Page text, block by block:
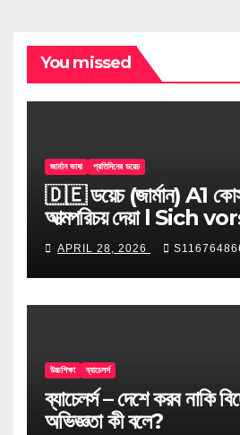
You missed
জার্মান ভাষা প্রতিদিনের ডয়েচ
🇩🇪 ডয়েচ (জার্মান) A1
আত্মপরিচয় দেয়া l Sich
APRIL 28, 2026
উচ্চশিক্ষা ব্যাচেলর্স
ব্যাচেলর্স – দেশে করব নাকি
অভিজ্ঞতা কী বলে?